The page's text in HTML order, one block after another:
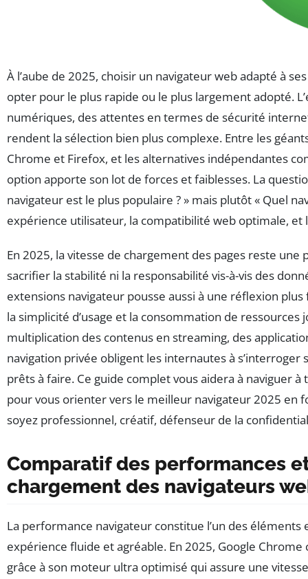
À l’aube de 2025, choisir un navigateur web adapté à
opter pour le plus rapide ou le plus largement adopté.
numériques, des attentes en termes de sécurité
rendent la sélection bien plus complexe. Entre les
Chrome et Firefox, et les alternatives indépendantes
option apporte son lot de forces et faiblesses. La
navigateur est le plus populaire ? » mais plutôt « Quel
expérience utilisateur, la compatibilité web optimale, et
En 2025, la vitesse de chargement des pages reste
sacrifier la stabilité ni la responsabilité vis-à-vis des
extensions navigateur pousse aussi à une réflexion
la simplicité d’usage et la consommation de ressources
multiplication des contenus en streaming, des
navigation privée obligent les internautes à s’interroger
prêts à faire. Ce guide complet vous aidera à naviguer
pour vous orienter vers le meilleur navigateur 2025 en
soyez professionnel, créatif, défenseur de la
Comparatif des performances
chargement des navigateurs
La performance navigateur constitue l’un des
expérience fluide et agréable. En 2025, Google Chrome
grâce à son moteur ultra optimisé qui assure une